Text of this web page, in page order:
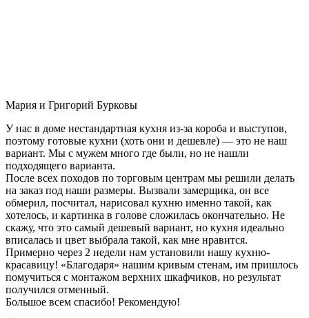
Мария и Григорий Бурковы
У нас в доме нестандартная кухня из-за короба и выступов,
поэтому готовые кухни (хоть они и дешевле) — это не наш
вариант. Мы с мужем много где были, но не нашли
подходящего варианта.
После всех походов по торговым центрам мы решили делать
на заказ под наши размеры. Вызвали замерщика, он все
обмерил, посчитал, нарисовал кухню именно такой, как
хотелось, и картинка в голове сложилась окончательно. Не
скажу, что это самый дешевый вариант, но кухня идеально
вписалась и цвет выбрала такой, как мне нравится.
Примерно через 2 недели нам установили нашу кухню-
красавицу! «Благодаря» нашим кривым стенам, им пришлось
помучиться с монтажом верхних шкафчиков, но результат
получился отменный.
Большое всем спасибо! Рекомендую!